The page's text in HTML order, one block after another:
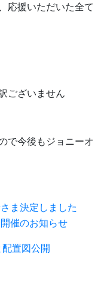
応援いただいた全て
ございません
で今後もジョニーオ
ま決定しました
催のお知らせ
置図公開